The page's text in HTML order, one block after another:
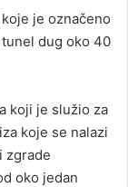
je označeno
dug oko 40
koji je služio za
koje se nalazi
zgrade
oko jedan